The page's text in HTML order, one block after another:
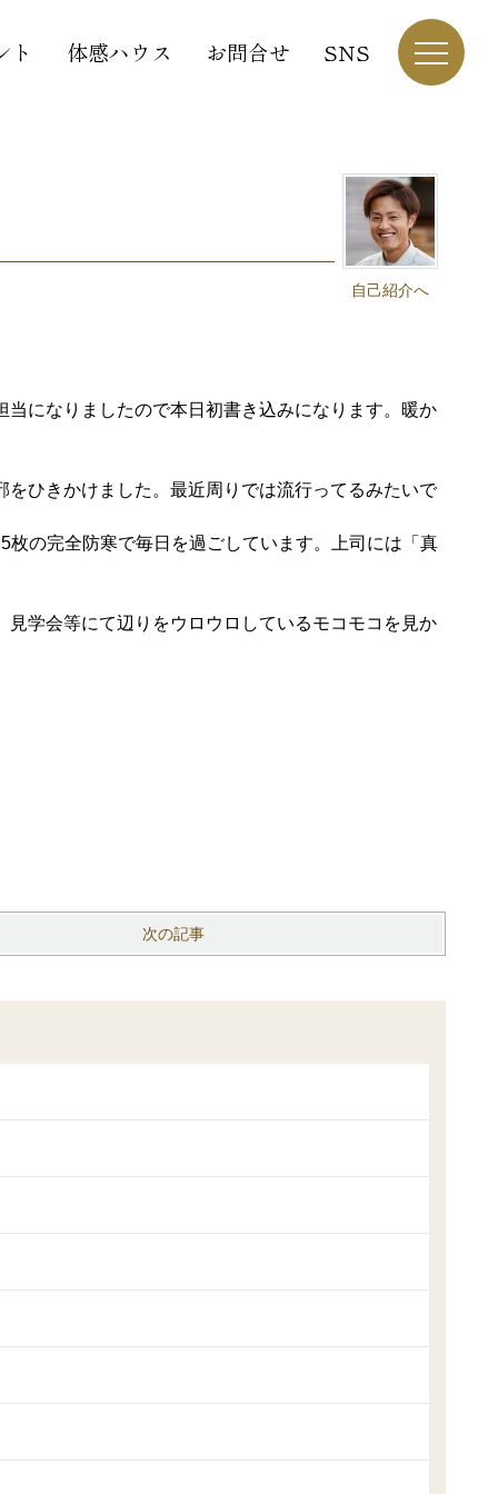
ト 体感ハウス お問合せ SNS
自己紹介へ
になりましたので本日初書き込みになります。暖か
ひきかけました。最近周りでは流行ってるみたいで
の完全防寒で毎日を過ごしています。上司には「真
学会等にて辺りをウロウロしているモコモコを見か
次の記事